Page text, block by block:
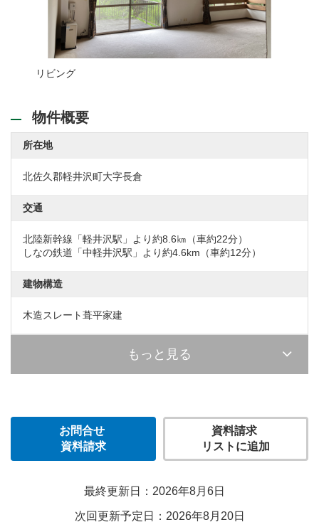
リビング
物件概要
所在地
北佐久郡軽井沢町大字長倉
交通
北陸新幹線「軽井沢駅」より約8.6㎞（車約22分）
しなの鉄道「中軽井沢駅」より約4.6km（車約12分）
建物構造
木造スレート葺平家建
もっと見る
お問合せ
資料請求
資料請求
リストに追加
最終更新日：2026年8月6日
次回更新予定日：2026年8月20日